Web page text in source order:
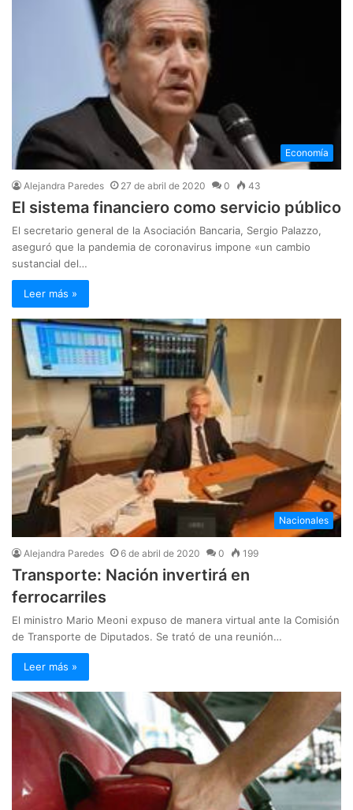
Economía
Alejandra Paredes 27 de abril de 2020 0 43
El sistema financiero como servicio público
El secretario general de la Asociación Bancaria, Sergio Palazzo,
aseguró que la pandemia de coronavirus impone «un cambio
sustancial del…
Leer más »
Nacionales
Alejandra Paredes 6 de abril de 2020 0 199
Transporte: Nación invertirá en
ferrocarriles
El ministro Mario Meoni expuso de manera virtual ante la Comisión
de Transporte de Diputados. Se trató de una reunión…
Leer más »